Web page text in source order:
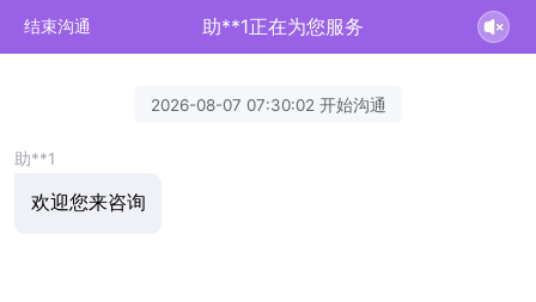
结束沟通 助**1正在为您服务
2026-08-07 07:30:02 开始沟通
助**1
欢迎您来咨询